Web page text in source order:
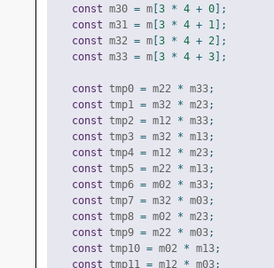
const m30 = m 3 * 4 + 0 ];
const m31 = m 3 * 4 + 1 ];
const m32 = m 3 * 4 + 2 ];
const m33 = m 3 * 4 + 3 ];
const tmp0 = m22 * m33;
const tmp1 = m32 * m23;
const tmp2 = m12 * m33;
const tmp3 = m32 * m13;
const tmp4 = m12 * m23;
const tmp5 = m22 * m13;
const tmp6 = m02 * m33;
const tmp7 = m32 * m03;
const tmp8 = m02 * m23;
const tmp9 = m22 * m03;
const tmp10 = m02 * m13;
const tmp11 = m12 * m03;